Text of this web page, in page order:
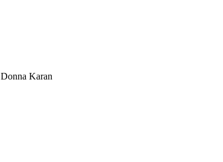
Donna Karan